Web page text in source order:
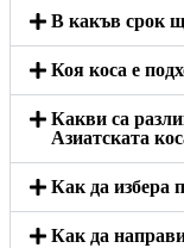
В какъв срок
Коя коса е
Какви са
Азиатската
Как да избера
Как да